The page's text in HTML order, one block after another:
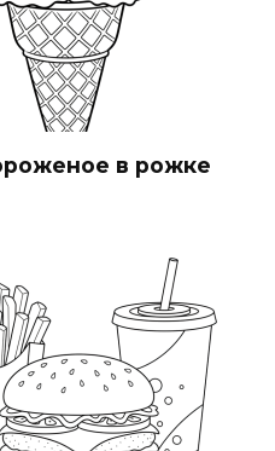
в рожке